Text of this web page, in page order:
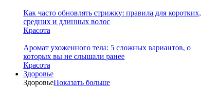
Как часто обновлять стрижку: правила для коротких,
средних и длинных волос
Красота
Аромат ухоженного тела: 5 сложных вариантов, о
которых вы не слышали ранее
Красота
Здоровье
ЗдоровьеПоказать больше